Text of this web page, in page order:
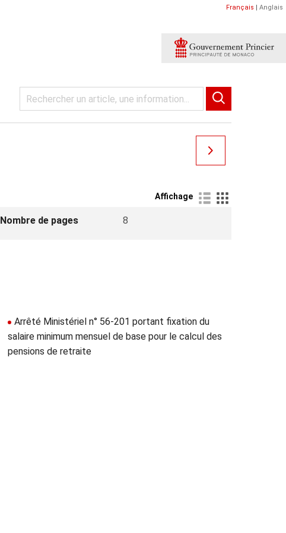
Français | Anglais
Affichage
Nombre de pages 8
Arrêté Ministériel n° 56-201 portant fixation du
salaire minimum mensuel de base pour le calcul des
pensions de retraite